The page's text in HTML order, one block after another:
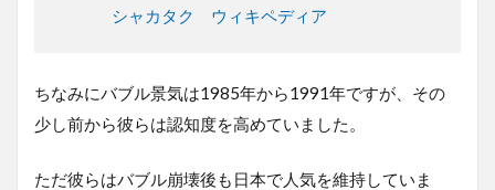
シャカタク ウィキペディア
ちなみにバブル景気は1985年から1991年ですが、その
少し前から彼らは認知度を高めていました。
ただ彼らはバブル崩壊後も日本で人気を維持していま